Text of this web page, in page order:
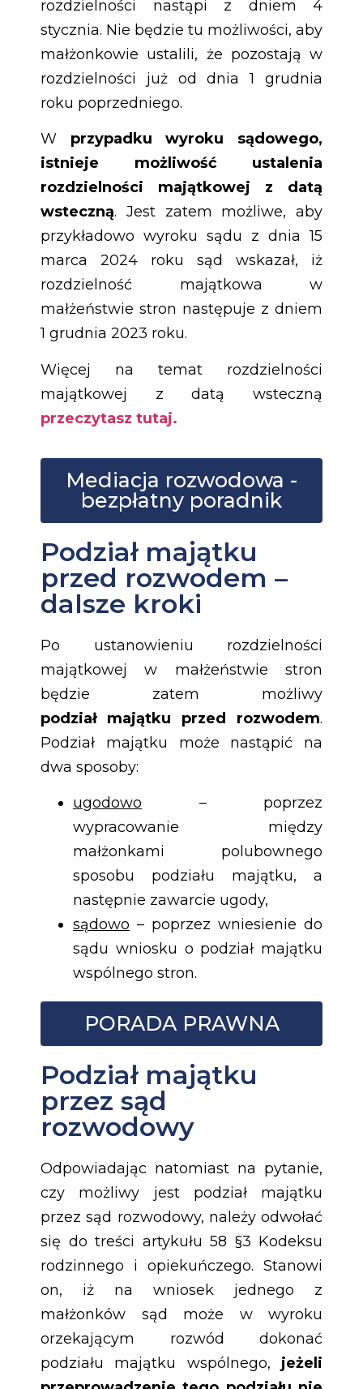
rozdzielności nastąpi z dniem 4
stycznia. Nie będzie tu możliwości, aby
małżonkowie ustalili, że pozostają w
rozdzielności już od dnia 1 grudnia
roku poprzedniego.
W przypadku wyroku sądowego,
istnieje możliwość ustalenia
rozdzielności majątkowej z datą
wsteczną. Jest zatem możliwe, aby
przykładowo wyroku sądu z dnia 15
marca 2024 roku sąd wskazał, iż
rozdzielność majątkowa w
małżeństwie stron następuje z dniem
1 grudnia 2023 roku.
Więcej na temat rozdzielności
majątkowej z datą wsteczną
przeczytasz tutaj.
Mediacja rozwodowa -
bezpłatny poradnik
Podział majątku
przed rozwodem –
dalsze kroki
Po ustanowieniu rozdzielności
majątkowej w małżeństwie stron
będzie zatem możliwy
podział majątku przed rozwodem.
Podział majątku może nastąpić na
dwa sposoby:
ugodowo – poprzez
wypracowanie między
małżonkami polubownego
sposobu podziału majątku, a
następnie zawarcie ugody,
sądowo – poprzez wniesienie do
sądu wniosku o podział majątku
wspólnego stron.
PORADA PRAWNA
Podział majątku
przez sąd
rozwodowy
Odpowiadając natomiast na pytanie,
czy możliwy jest podział majątku
przez sąd rozwodowy, należy odwołać
się do treści artykułu 58 §3 Kodeksu
rodzinnego i opiekuńczego. Stanowi
on, iż na wniosek jednego z
małżonków sąd może w wyroku
orzekającym rozwód dokonać
podziału majątku wspólnego, jeżeli